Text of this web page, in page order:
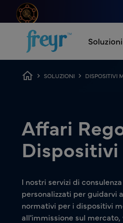
Salta al contenuto principale
Soluzioni
Breadcrumb
SOLUZIONI DISPOSITIVI
Affari
I nostri servizi di
personalizzati per guidarvi
normativi per i dispositivi
all'immissione sul